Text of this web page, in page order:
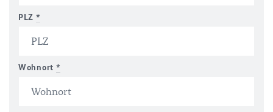
PLZ *
Wohnort *